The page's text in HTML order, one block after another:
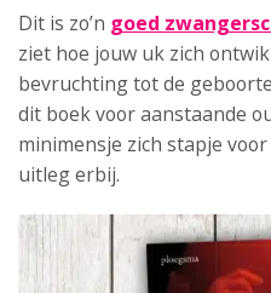
Dit is zo’n goed
ziet hoe jouw uk zich
bevruchting tot de
dit boek voor aanstaande
minimensje zich stapje
uitleg erbij.